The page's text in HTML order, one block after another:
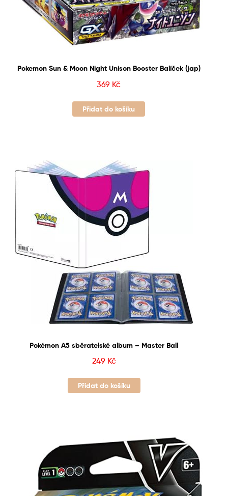
Pokemon Sun & Moon Night Unison Booster Balíček (jap)
369 Kč
Přidat do košíku
Pokémon A5 sběratelské album – Master Ball
249 Kč
Přidat do košíku